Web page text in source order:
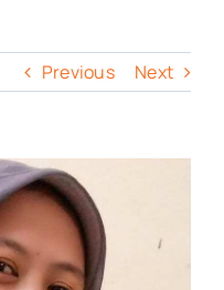
Previous Next